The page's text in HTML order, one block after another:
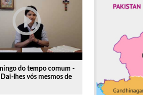
play_circle_outline
do tempo comum -
lhes vós mesmos de